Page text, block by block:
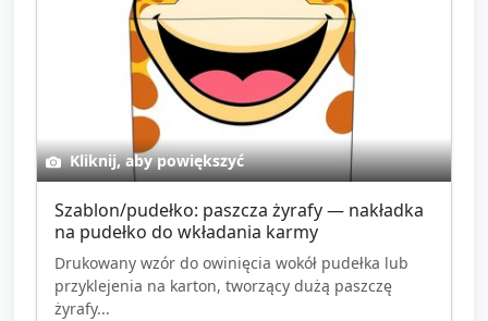
Kliknij, aby powiększyć
Szablon/pudełko: paszcza żyrafy — nakładka
na pudełko do wkładania karmy
Drukowany wzór do owinięcia wokół pudełka lub
przyklejenia na karton, tworzący dużą paszczę
żyrafy...